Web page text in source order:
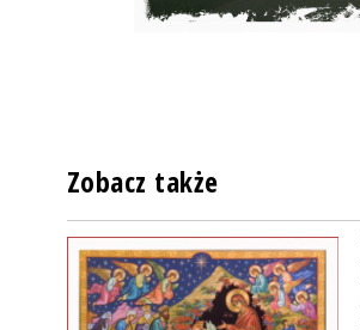
Zobacz także